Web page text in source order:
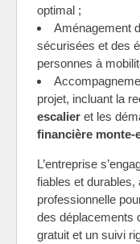
optimal ;
Aménagement
sécurisées et des
personnes à
projet, incluant la
escalier et les
financière monte-
L’entreprise
fiables et durables,
professionnelle
des déplacements
gratuit et un suivi